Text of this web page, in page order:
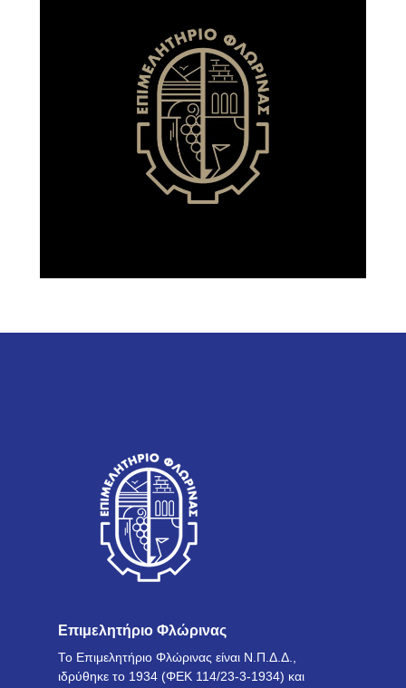
Επιμελητήριο Φλώρινας
Το Επιμελητήριο Φλώρινας είναι Ν.Π.Δ.Δ.,
ιδρύθηκε το 1934 (ΦΕΚ 114/23-3-1934) και